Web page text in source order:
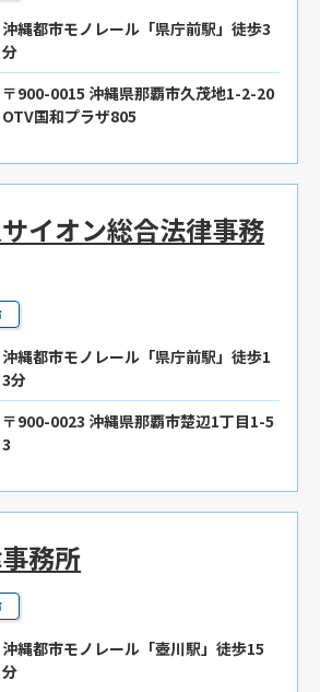
沖縄都市モノレール「県庁前駅」徒歩3
分
〒900-0015 沖縄県那覇市久茂地1-2-20
OTV国和プラザ805
イオン総合法律事務
沖縄都市モノレール「県庁前駅」徒歩1
3分
〒900-0023 沖縄県那覇市楚辺1丁目1-5
3
務所
沖縄都市モノレール「壺川駅」徒歩15
分